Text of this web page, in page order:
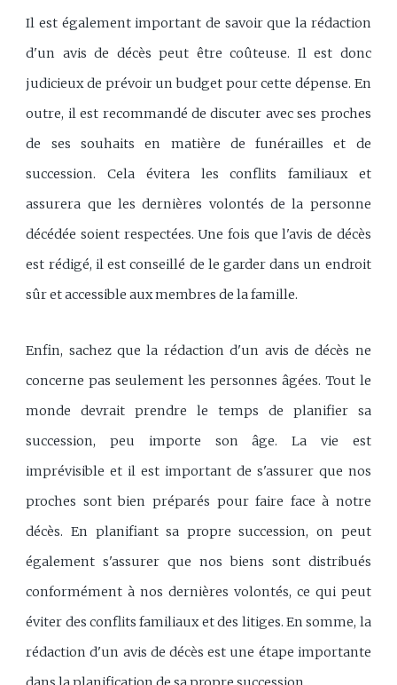
Il est également important de savoir que la rédaction
d'un avis de décès peut être coûteuse. Il est donc
judicieux de prévoir un budget pour cette dépense. En
outre, il est recommandé de discuter avec ses proches
de ses souhaits en matière de funérailles et de
succession. Cela évitera les conflits familiaux et
assurera que les dernières volontés de la personne
décédée soient respectées. Une fois que l'avis de décès
est rédigé, il est conseillé de le garder dans un endroit
sûr et accessible aux membres de la famille.
Enfin, sachez que la rédaction d'un avis de décès ne
concerne pas seulement les personnes âgées. Tout le
monde devrait prendre le temps de planifier sa
succession, peu importe son âge. La vie est
imprévisible et il est important de s'assurer que nos
proches sont bien préparés pour faire face à notre
décès. En planifiant sa propre succession, on peut
également s'assurer que nos biens sont distribués
conformément à nos dernières volontés, ce qui peut
éviter des conflits familiaux et des litiges. En somme, la
rédaction d'un avis de décès est une étape importante